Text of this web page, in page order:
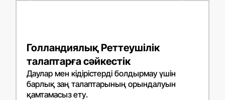
Голландиялық Реттеушілік
талаптарға сәйкестік
Даулар мен кідірістерді болдырмау үшін
барлық заң талаптарының орындалуын
қамтамасыз ету.